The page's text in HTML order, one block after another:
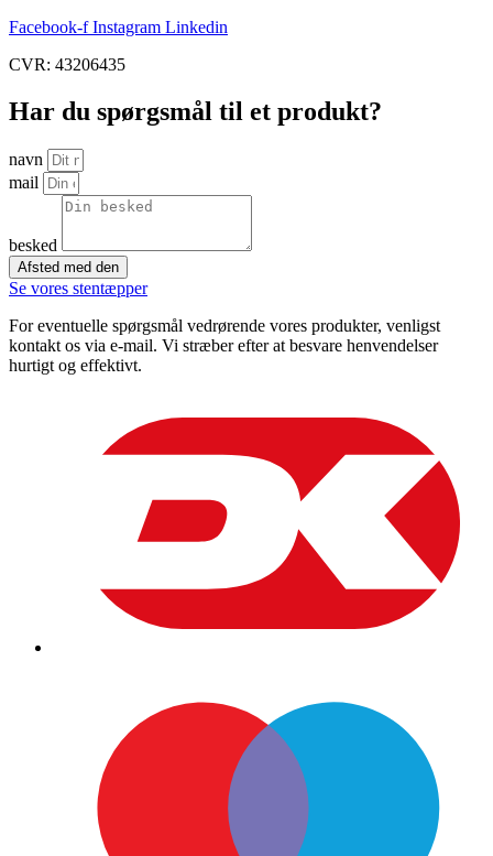
Facebook-f Instagram Linkedin
CVR: 43206435
Har du spørgsmål til et produkt?
navn
mail
besked
Afsted med den
Se vores stentæpper
For eventuelle spørgsmål vedrørende vores produkter, venligst
kontakt os via e-mail. Vi stræber efter at besvare henvendelser
hurtigt og effektivt.